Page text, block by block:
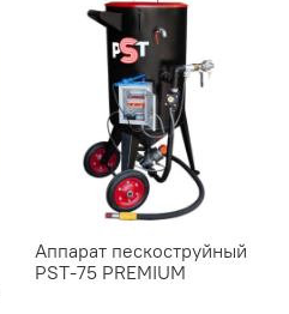
Аппарат пескоструйный
PST-75 PREMIUM